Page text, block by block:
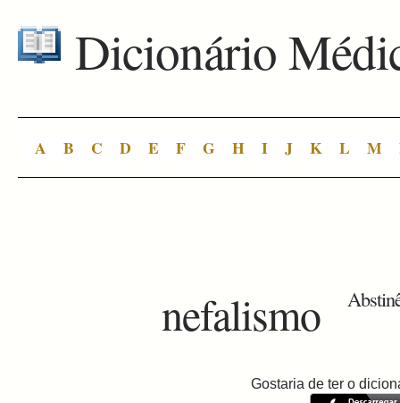
Dicionário
A B C D E F G H I J K L M
nefalismo
Gostaria de ter o